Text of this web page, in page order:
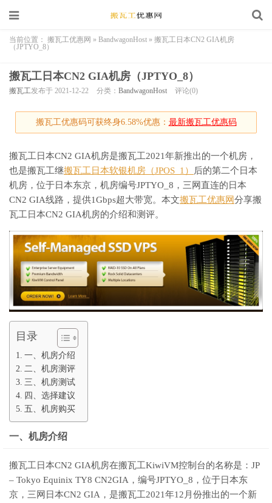
当前位置： 搬瓦工优惠网 » BandwagonHost » 搬瓦工日本CN2 GIA机房
（JPTYO_8）
搬瓦工日本CN2 GIA机房（JPTYO_8）
搬瓦工发布于 2021-12-22 分类： BandwagonHost 评论(0)
搬瓦工优惠码可获终身6.58%优惠： 最新搬瓦工优惠码
搬瓦工日本CN2 GIA机房是搬瓦工2021年新推出的一个机房，
也是搬瓦工继搬瓦工日本软银机房（JPOS_1）
后的第二个日本
机房，位于日本东京，机房编号JPTYO_8，三网直连的日本
CN2 GIA线路，提供1Gbps超大带宽。本文搬瓦工优惠网分享搬
瓦工日本CN2 GIA机房的介绍和测评。
目录
一、机房介绍
二、机房测评
三、机房测试
四、选择建议
五、机房购买
一、机房介绍
搬瓦工日本CN2 GIA机房在搬瓦工KiwiVM控制台的名称是：JP
– Tokyo Equinix TY8 CN2GIA，编号JPTYO_8，位于日本东
京，三网日本CN2 GIA，是搬瓦工2021年12月份推出的一个新